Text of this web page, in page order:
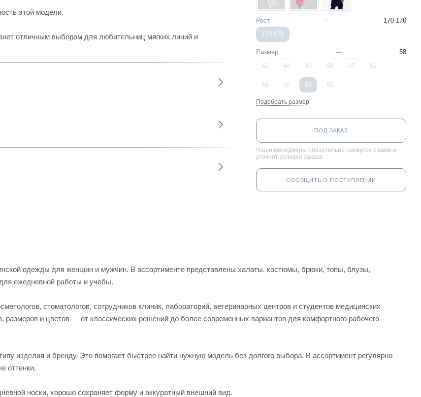
этой модели.
отличным выбором для любительниц мягких линий и
Рост —
170-176
170-176
-
Размер —
58
42
44 46 48 50 52
54 56 58 60 -
Подобрать размер
ПОД ЗАКАЗ
Наши менеджеры обязательно свяжутся с вами и
уточнят условия заказа
СООБЩИТЬ О ПОСТУПЛЕНИИ
одежды для женщин и мужчин. В ассортименте представлены халаты, костюмы, брюки, топы, блузы,
ежедневной работы и учебы.
стоматологов, сотрудников клиник, лабораторий, ветеринарных центров и студентов медицинских
и цветов — от классических решений до более современных вариантов для комфортного рабочего
изделия и бренду. Это помогает быстрее найти нужную модель без долгого выбора. В ассортимент регулярно
оттенки.
носки, хорошо сохраняет форму и аккуратный внешний вид.